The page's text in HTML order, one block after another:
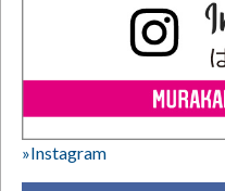
»Instagram